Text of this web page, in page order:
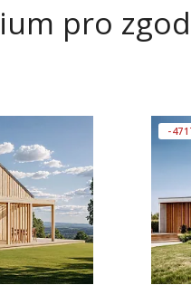
pro
-